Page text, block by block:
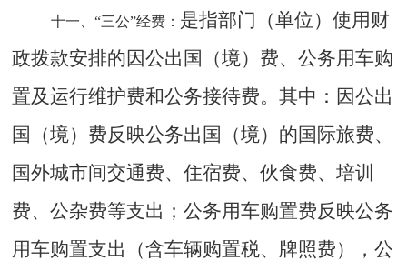
十一、“三公”经费： 是指部门（单位）使用财
政拨款安排的因公出国（境）费、公务用车购
置及运行维护费和公务接待费。其中：因公出
国（境）费反映公务出国（境）的国际旅费、
国外城市间交通费、住宿费、伙食费、培训
费、公杂费等支出；公务用车购置费反映公务
用车购置支出（含车辆购置税、牌照费），公